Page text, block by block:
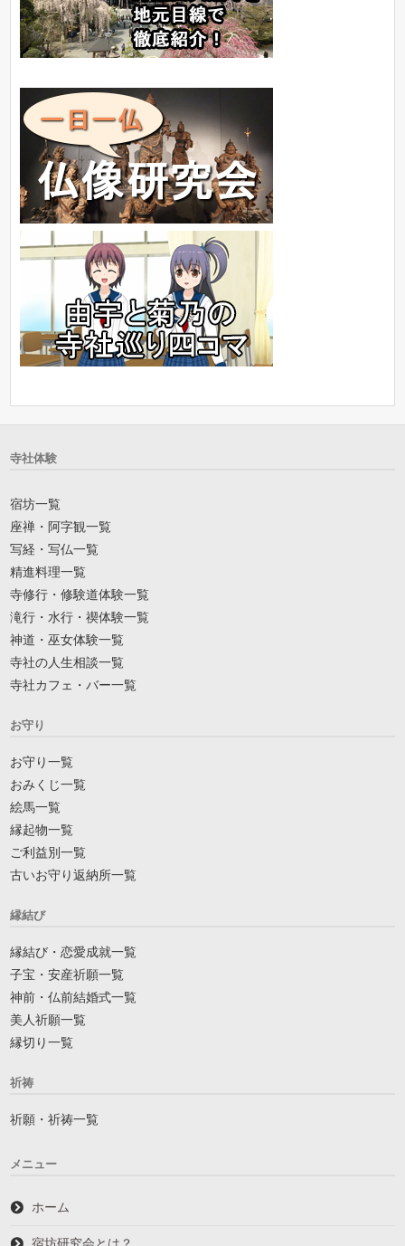
寺社体験
宿坊一覧
座禅・阿字観一覧
写経・写仏一覧
精進料理一覧
寺修行・修験道体験一覧
滝行・水行・禊体験一覧
神道・巫女体験一覧
寺社の人生相談一覧
寺社カフェ・バー一覧
お守り
お守り一覧
おみくじ一覧
絵馬一覧
縁起物一覧
ご利益別一覧
古いお守り返納所一覧
縁結び
縁結び・恋愛成就一覧
子宝・安産祈願一覧
神前・仏前結婚式一覧
美人祈願一覧
縁切り一覧
祈祷
祈願・祈祷一覧
メニュー
ホーム